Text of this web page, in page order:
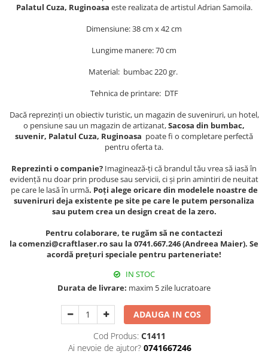
Muzeul National de Istorie a
Orase si zone istorice
Colonada Imperiala, Buzias
Sibiu
Timisoara
Palate si Curti Domnesti
Palatul Alexandru Ioan Cuza,
Ruginoasa
Sacose bumbac
Suport pahare suvenir
Suport pahare suvenir din lemn
Tablouri gravate
Tablouri metalice
Colectia "Visit Romania"
Colectia medievala
Colectia Vintage
Palatul Cuza, Ruginoasa este realizata de artistul Adrian Samoila.
Dimensiune: 38 cm x 42 cm
Lungime manere: 70 cm
Material: bumbac 220 gr.
Tehnica de printare: DTF
Dacă reprezinți un obiectiv turistic, un magazin de suveniruri, un hotel,
o pensiune sau un magazin de artizanat,Sacosa din bumbac,
suvenir, Palatul Cuza, Ruginoasa poate fi o completare perfectă
pentru oferta ta.
Reprezinti o companie? Imaginează-ți că brandul tău vrea să iasă în
evidență nu doar prin produse sau servicii, ci și prin amintiri de neuitat
pe care le lasă în urmă. Poți alege oricare din modelele noastre de
suveniruri deja existente pe site pe care le putem personaliza
sau putem crea un design creat de la zero.
Pentru colaborare, te rugăm să ne contactezi
la comenzi@craftlaser.ro sau la 0741.667.246 (Andreea Maier). Se
acordă prețuri speciale pentru parteneriate!
IN STOC
Durata de livrare: maxim 5 zile lucratoare
ADAUGA IN COS
Cod Produs: C1411
Ai nevoie de ajutor? 0741667246